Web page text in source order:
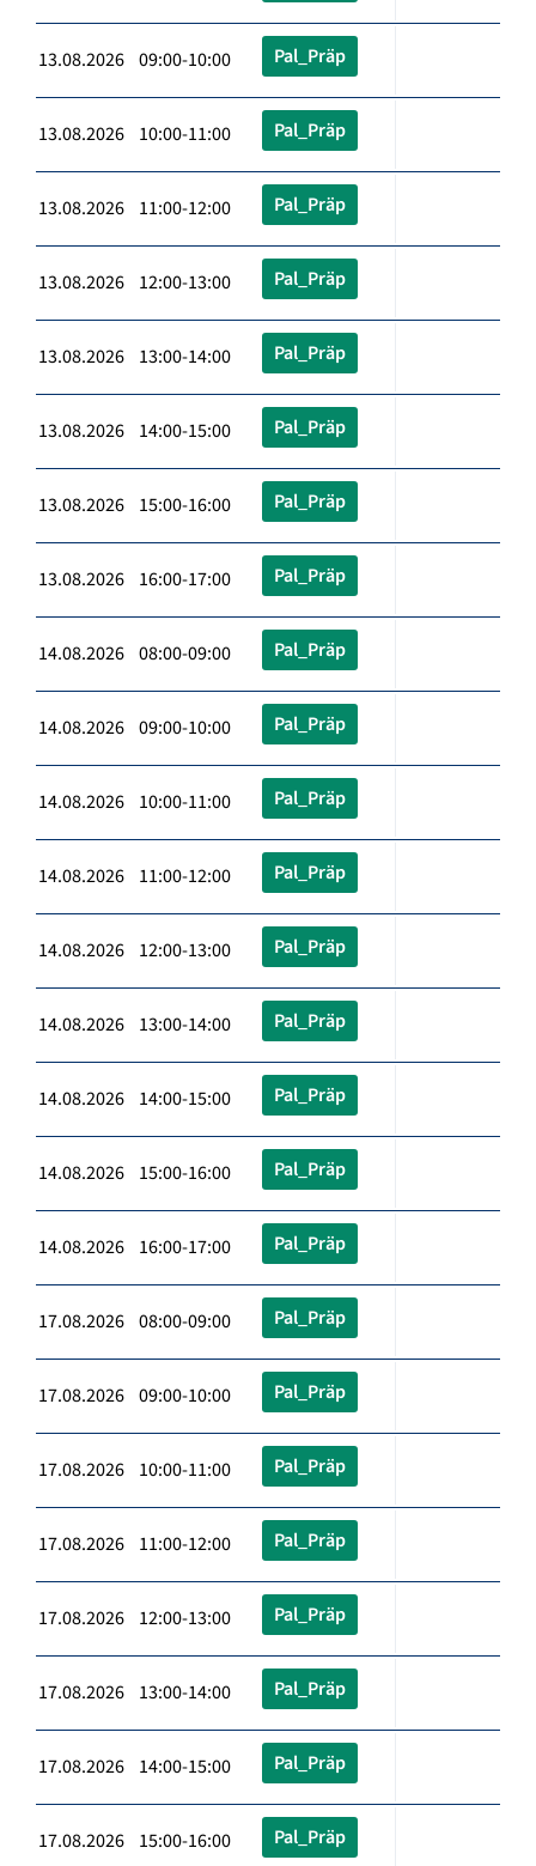
13.08.2026 09:00-10:00 Pal_Präp
13.08.2026 10:00-11:00 Pal_Präp
13.08.2026 11:00-12:00 Pal_Präp
13.08.2026 12:00-13:00 Pal_Präp
13.08.2026 13:00-14:00 Pal_Präp
13.08.2026 14:00-15:00 Pal_Präp
13.08.2026 15:00-16:00 Pal_Präp
13.08.2026 16:00-17:00 Pal_Präp
14.08.2026 08:00-09:00 Pal_Präp
14.08.2026 09:00-10:00 Pal_Präp
14.08.2026 10:00-11:00 Pal_Präp
14.08.2026 11:00-12:00 Pal_Präp
14.08.2026 12:00-13:00 Pal_Präp
14.08.2026 13:00-14:00 Pal_Präp
14.08.2026 14:00-15:00 Pal_Präp
14.08.2026 15:00-16:00 Pal_Präp
14.08.2026 16:00-17:00 Pal_Präp
17.08.2026 08:00-09:00 Pal_Präp
17.08.2026 09:00-10:00 Pal_Präp
17.08.2026 10:00-11:00 Pal_Präp
17.08.2026 11:00-12:00 Pal_Präp
17.08.2026 12:00-13:00 Pal_Präp
17.08.2026 13:00-14:00 Pal_Präp
17.08.2026 14:00-15:00 Pal_Präp
17.08.2026 15:00-16:00 Pal_Präp